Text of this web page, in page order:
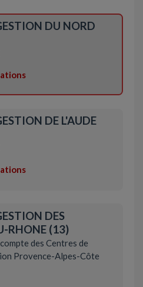
DU NORD
DE L'AUDE
DES
RHONE (13)
des Centres de
Provence-Alpes-Côte